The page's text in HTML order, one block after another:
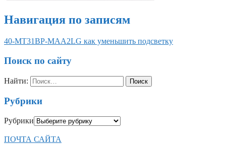
Навигация по записям
40-MT31BP-MAA2LG как уменьшить подсветку
Поиск по сайту
Найти:
Рубрики
Рубрики
ПОЧТА САЙТА